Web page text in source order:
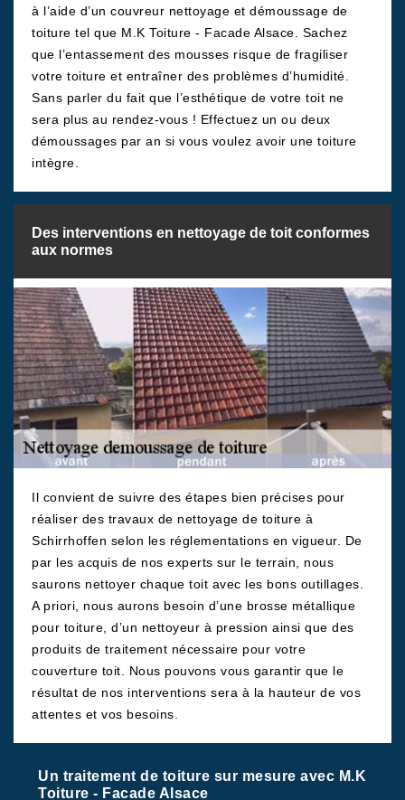
à l’aide d’un couvreur nettoyage et démoussage de
toiture tel que M.K Toiture - Facade Alsace. Sachez
que l’entassement des mousses risque de fragiliser
votre toiture et entraîner des problèmes d’humidité.
Sans parler du fait que l’esthétique de votre toit ne
sera plus au rendez-vous ! Effectuez un ou deux
démoussages par an si vous voulez avoir une toiture
intègre.
Des interventions en nettoyage de toit conformes
aux normes
Il convient de suivre des étapes bien précises pour
réaliser des travaux de nettoyage de toiture à
Schirrhoffen selon les réglementations en vigueur. De
par les acquis de nos experts sur le terrain, nous
saurons nettoyer chaque toit avec les bons outillages.
A priori, nous aurons besoin d’une brosse métallique
pour toiture, d’un nettoyeur à pression ainsi que des
produits de traitement nécessaire pour votre
couverture toit. Nous pouvons vous garantir que le
résultat de nos interventions sera à la hauteur de vos
attentes et vos besoins.
Un traitement de toiture sur mesure avec M.K
Toiture - Facade Alsace